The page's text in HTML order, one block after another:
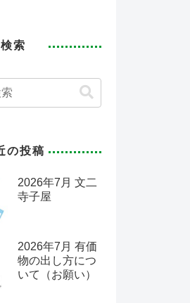
検索
の投稿
2026年7月 文二
寺子屋
2026年7月 有価
物の出し方につ
いて（お願い）